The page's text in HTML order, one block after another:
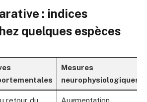
: indices
quelques espèces
Mesures
neurophysiologiques
retour du Augmentation